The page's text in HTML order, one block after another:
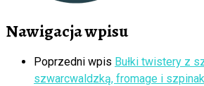
Nawigacja wpisu
Poprzedni wpis Bułki twistery z
szwarcwaldzką, fromage i